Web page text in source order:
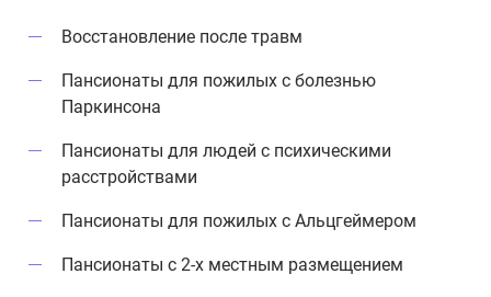
присмотром, и дома, это гораздо
сложнее осуществить. Условия в
пансионате вполне приемлемые,
на кроватях, новые стеклопакеты
на окнах, немного казенный вид,
например, это не играет большой
роли.
Восстановление после травм
Пансионаты для пожилых с болезнью
Паркинсона
Пансионаты для людей с психическими
расстройствами
Пансионаты для пожилых с Альцгеймером
Пансионаты с 2-х местным размещением